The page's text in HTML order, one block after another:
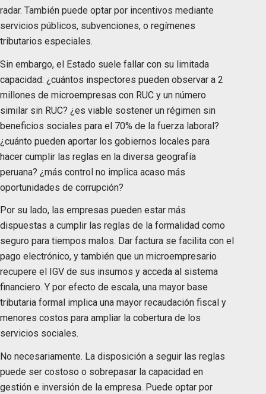
radar. También puede optar por incentivos mediante
servicios públicos, subvenciones, o regímenes
tributarios especiales.
Sin embargo, el Estado suele fallar con su limitada
capacidad: ¿cuántos inspectores pueden observar a 2
millones de microempresas con RUC y un número
similar sin RUC? ¿es viable sostener un régimen sin
beneficios sociales para el 70% de la fuerza laboral?
¿cuánto pueden aportar los gobiernos locales para
hacer cumplir las reglas en la diversa geografía
peruana? ¿más control no implica acaso más
oportunidades de corrupción?
Por su lado, las empresas pueden estar más
dispuestas a cumplir las reglas de la formalidad como
seguro para tiempos malos. Dar factura se facilita con el
pago electrónico, y también que un microempresario
recupere el IGV de sus insumos y acceda al sistema
financiero. Y por efecto de escala, una mayor base
tributaria formal implica una mayor recaudación fiscal y
menores costos para ampliar la cobertura de los
servicios sociales.
No necesariamente. La disposición a seguir las reglas
puede ser costoso o sobrepasar la capacidad en
gestión e inversión de la empresa. Puede optar por